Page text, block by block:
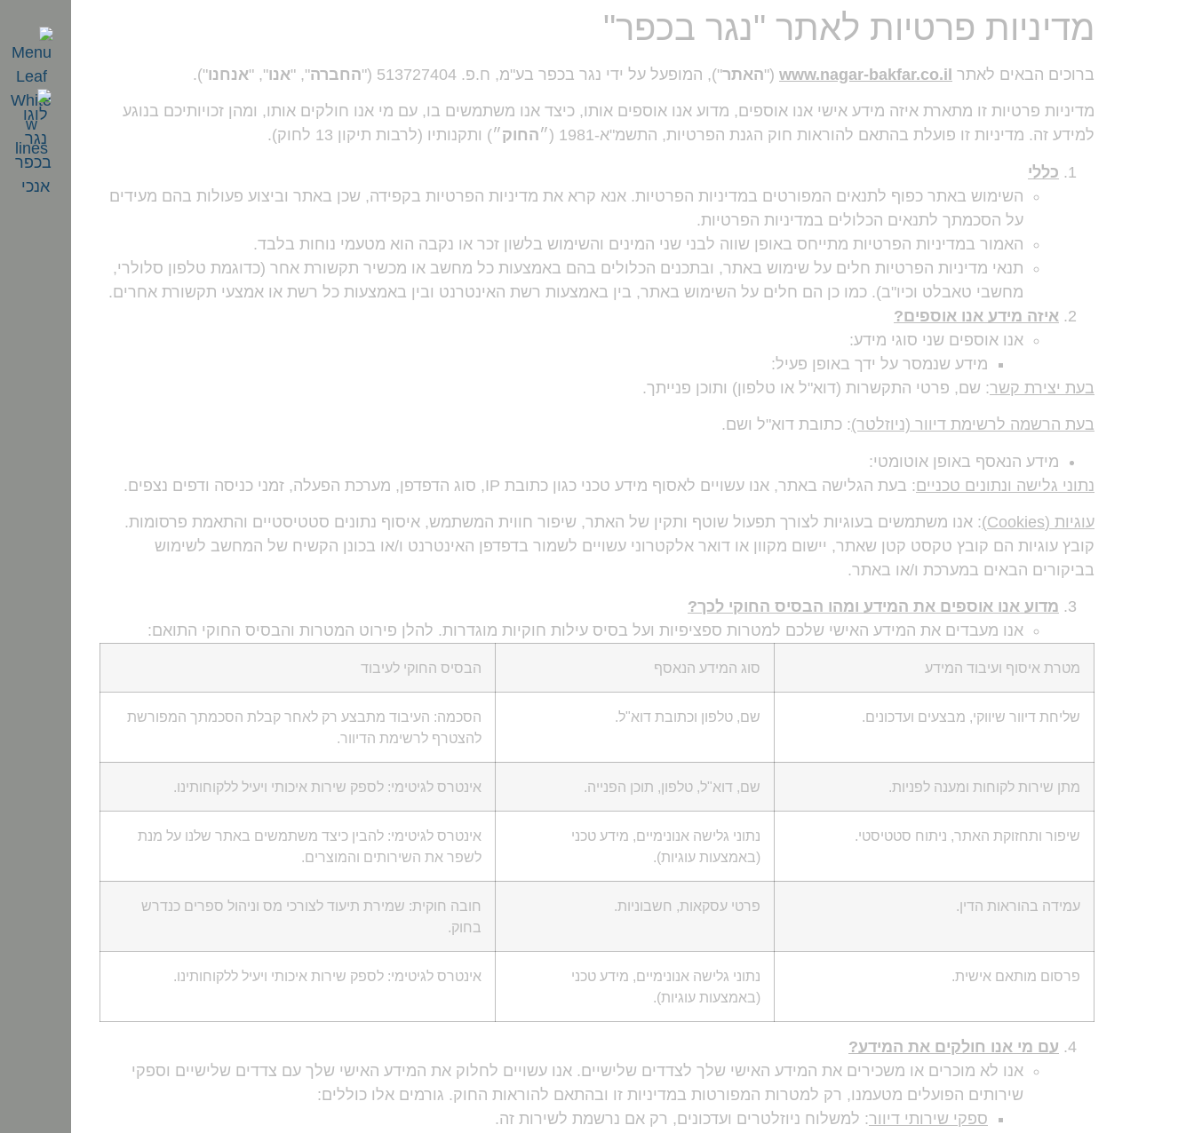
מדיניות פרטיות לאתר "נגר בכפר"
ברוכים הבאים לאתר www.nagar-bakfar.co.il
("האתר"), המופעל על ידי נגר בכפר בע"מ, ח.פ. 513727404 (" החברה", "אנו", "אנחנו").
מדיניות פרטיות זו מתארת איזה מידע אישי אנו אוספים, מדוע אנו אוספים אותו, כיצד אנו משתמשים בו, עם מי אנו חולקים אותו, ומהן זכויותיכם בנוגע
למידע זה. מדיניות זו פועלת בהתאם להוראות חוק הגנת הפרטיות, התשמ"א-1981 (״
החוק ״) ותקנותיו (לרבות תיקון 13 לחוק).
כללי
השימוש באתר כפוף לתנאים המפורטים במדיניות הפרטיות. אנא קרא את מדיניות הפרטיות בקפידה, שכן באתר וביצוע פעולות בהם מעידים
על הסכמתך לתנאים הכלולים במדיניות הפרטיות.
האמור במדיניות הפרטיות מתייחס באופן שווה לבני שני המינים והשימוש בלשון זכר או נקבה הוא מטעמי נוחות בלבד.
תנאי מדיניות הפרטיות חלים על שימוש באתר, ובתכנים הכלולים בהם באמצעות כל מחשב או מכשיר תקשורת אחר (כדוגמת טלפון סלולרי,
מחשבי טאבלט וכיו"ב). כמו כן הם חלים על השימוש באתר, בין באמצעות רשת האינטרנט ובין באמצעות כל רשת או אמצעי תקשורת אחרים.
איזה מידע אנו אוספים?
אנו אוספים שני סוגי מידע:
מידע שנמסר על ידך באופן פעיל:
בעת יצירת קשר: שם, פרטי התקשרות (דוא"ל או טלפון) ותוכן פנייתך.
בעת הרשמה לרשימת דיוור (ניוזלטר): כתובת דוא"ל ושם.
מידע הנאסף באופן אוטומטי:
נתוני גלישה ונתונים טכניים: בעת הגלישה באתר, אנו עשויים לאסוף מידע טכני כגון כתובת IP, סוג הדפדפן, מערכת הפעלה, זמני כניסה ודפים נצפים.
עוגיות (Cookies
): אנו משתמשים בעוגיות לצורך תפעול שוטף ותקין של האתר, שיפור חווית המשתמש, איסוף נתונים סטטיסטיים והתאמת פרסומות.
קובץ עוגיות הם קובץ טקסט קטן שאתר, יישום מקוון או דואר אלקטרוני עשויים לשמור בדפדפן האינטרנט ו/או בכונן הקשיח של המחשב לשימוש
בביקורים הבאים במערכת ו/או באתר.
מדוע אנו אוספים את המידע ומהו הבסיס החוקי לכך?
אנו מעבדים את המידע האישי שלכם למטרות ספציפיות ועל בסיס עילות חוקיות מוגדרות. להלן פירוט המטרות והבסיס החוקי התואם:
מטרת איסוף ועיבוד המידע סוג המידע הנאסף הבסיס החוקי לעיבוד
שליחת דיוור שיווקי, מבצעים ועדכונים. שם, טלפון וכתובת דוא"ל.
הסכמה: העיבוד מתבצע רק לאחר קבלת הסכמתך המפורשת
להצטרף לרשימת הדיוור.
מתן שירות לקוחות ומענה לפניות. שם, דוא"ל, טלפון, תוכן הפנייה. אינטרס לגיטימי: לספק שירות איכותי ויעיל ללקוחותינו.
שיפור ותחזוקת האתר, ניתוח סטטיסטי.
נתוני גלישה אנונימיים, מידע טכני
(באמצעות עוגיות).
אינטרס לגיטימי: להבין כיצד משתמשים באתר שלנו על מנת
לשפר את השירותים והמוצרים.
עמידה בהוראות הדין. פרטי עסקאות, חשבוניות.
חובה חוקית: שמירת תיעוד לצורכי מס וניהול ספרים כנדרש
בחוק.
פרסום מותאם אישית.
נתוני גלישה אנונימיים, מידע טכני
(באמצעות עוגיות).
אינטרס לגיטימי: לספק שירות איכותי ויעיל ללקוחותינו.
עם מי אנו חולקים את המידע?
אנו לא מוכרים או משכירים את המידע האישי שלך לצדדים שלישיים. אנו עשויים לחלוק את המידע האישי שלך עם צדדים שלישיים וספקי
שירותים הפועלים מטעמנו, רק למטרות המפורטות במדיניות זו ובהתאם להוראות החוק. גורמים אלו כוללים:
ספקי שירותי דיוור: למשלוח ניוזלטרים ועדכונים, רק אם נרשמת לשירות זה.